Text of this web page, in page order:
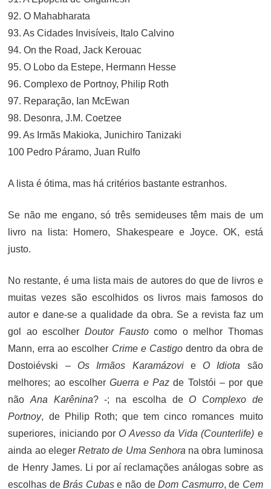
92. O Mahabharata
93. As Cidades Invisíveis, Italo Calvino
94. On the Road, Jack Kerouac
95. O Lobo da Estepe, Hermann Hesse
96. Complexo de Portnoy, Philip Roth
97. Reparação, Ian McEwan
98. Desonra, J.M. Coetzee
99. As Irmãs Makioka, Junichiro Tanizaki
100 Pedro Páramo, Juan Rulfo
A lista é ótima, mas há critérios bastante estranhos.
Se não me engano, só três semideuses têm mais de um
livro na lista: Homero, Shakespeare e Joyce. OK, está
justo.
No restante, é uma lista mais de autores do que de livros e
muitas vezes são escolhidos os livros mais famosos do
autor e dane-se a qualidade da obra. Se a revista faz um
gol ao escolher Doutor Faustocomo o melhor Thomas
Mann, erra ao escolher Crime e Castigo dentro da obra de
Dostoiévski – Os Irmãos Karamázovi e O Idiota são
melhores; ao escolherGuerra e Paz de Tolstói – por que
nãoAna Karênina? -; na escolha de O Complexo de
Portnoy, de Philip Roth; que tem cinco romances muito
superiores, iniciando por O Avesso da Vida (Counterlife) e
ainda ao elegerRetrato de Uma Senhora na obra luminosa
de Henry James. Li por aí reclamações análogas sobre as
escolhas deBrás Cubase não deDom Casmurro, de Cem